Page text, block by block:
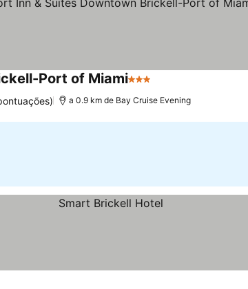
Port of Miami3 Estrelas
a 0.9 km de Bay Cruise Evening